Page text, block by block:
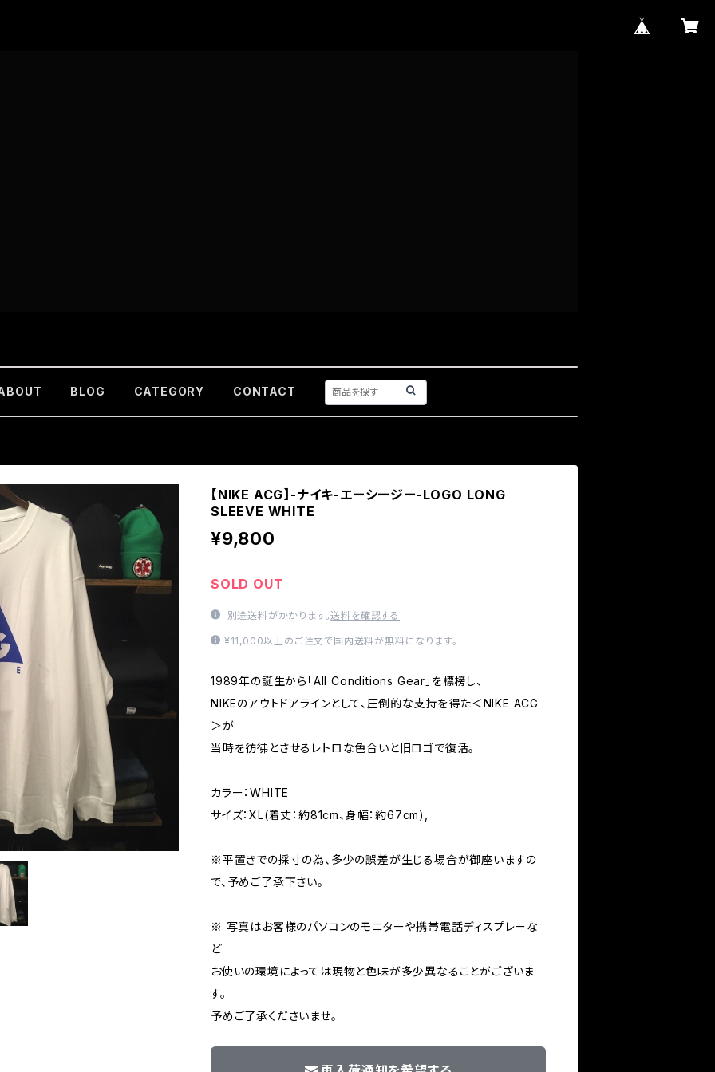
BLOG CATEGORY CONTACT
【NIKE ACG】-ナイキ-エーシージー-LOGO LONG
SLEEVE WHITE
¥9,800
SOLD OUT
別途送料がかかります。送料を確認する
¥11,000以上のご注文で国内送料が無料になります。
1989年の誕生から「All Conditions Gear」を標榜し、
NIKEのアウトドアラインとして、圧倒的な支持を得た＜NIKE ACG
＞が
当時を彷彿とさせるレトロな色合いと旧ロゴで復活。
カラー：WHITE
サイズ：XL(着丈：約81cm、身幅：約67cm),
※平置きでの採寸の為、多少の誤差が生じる場合が御座いますの
で、予めご了承下さい。
※ 写真はお客様のパソコンのモニターや携帯電話ディスプレーな
ど
お使いの環境によっては現物と色味が多少異なることがございま
す。
予めご了承くださいませ。